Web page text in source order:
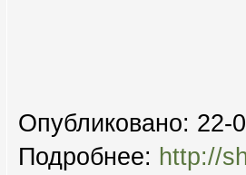
Опубликовано: 22-
Подробнее: http://